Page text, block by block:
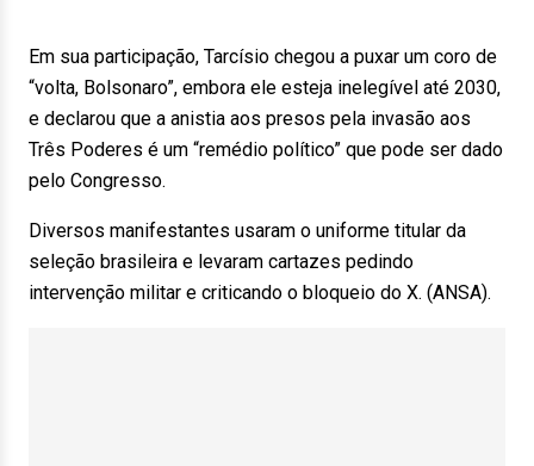
Em sua participação, Tarcísio chegou a puxar um coro de
“volta, Bolsonaro”, embora ele esteja inelegível até 2030,
e declarou que a anistia aos presos pela invasão aos
Três Poderes é um “remédio político” que pode ser dado
pelo Congresso.
Diversos manifestantes usaram o uniforme titular da
seleção brasileira e levaram cartazes pedindo
intervenção militar e criticando o bloqueio do X. (ANSA).